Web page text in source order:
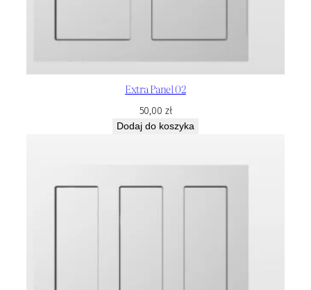
Extra Panel 02
50,00 zł
Dodaj do koszyka